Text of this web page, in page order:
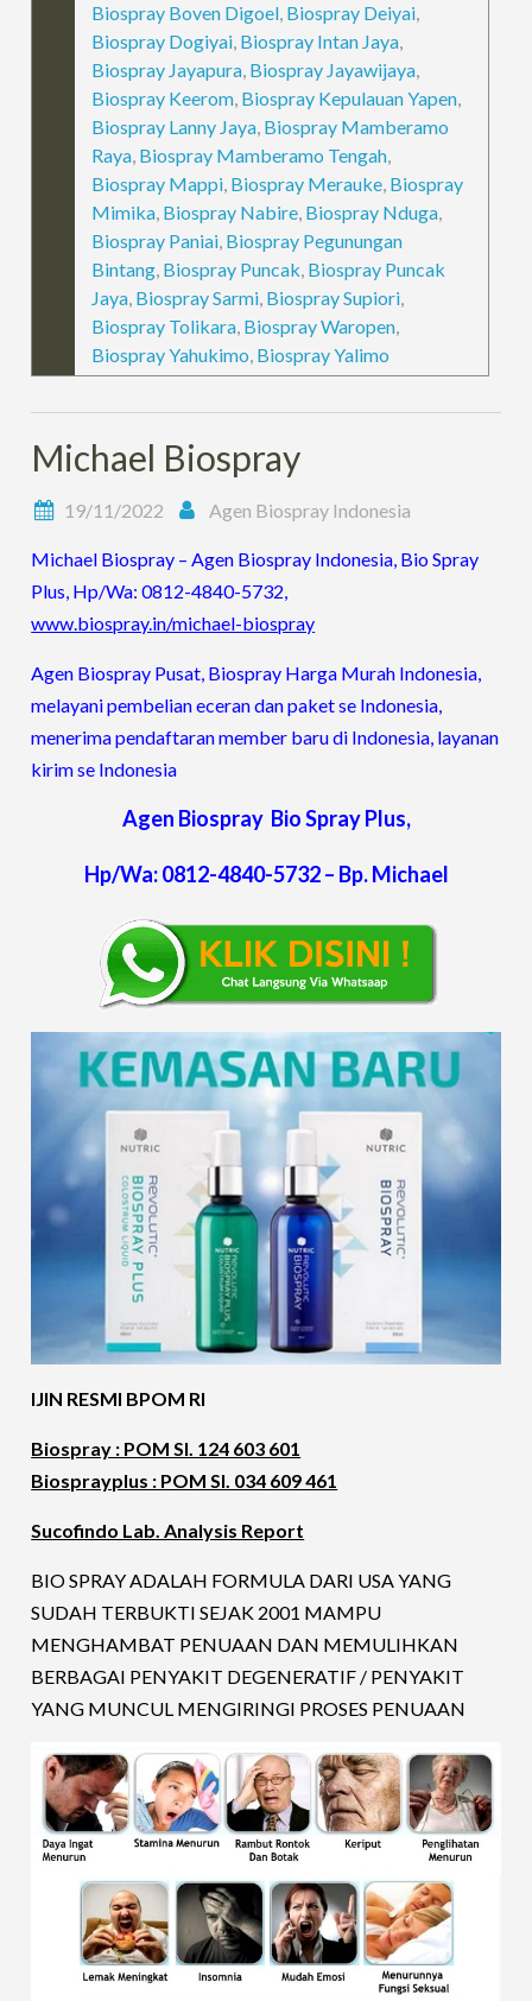
Biospray Boven Digoel, Biospray Deiyai,
Biospray Dogiyai, Biospray Intan Jaya,
Biospray Jayapura, Biospray Jayawijaya,
Biospray Keerom, Biospray Kepulauan Yapen,
Biospray Lanny Jaya, Biospray Mamberamo
Raya, Biospray Mamberamo Tengah,
Biospray Mappi, Biospray Merauke, Biospray
Mimika, Biospray Nabire, Biospray Nduga,
Biospray Paniai, Biospray Pegunungan
Bintang, Biospray Puncak, Biospray Puncak
Jaya, Biospray Sarmi, Biospray Supiori,
Biospray Tolikara, Biospray Waropen,
Biospray Yahukimo, Biospray Yalimo
Michael Biospray
19/11/2022 Agen Biospray Indonesia
Michael Biospray – Agen Biospray Indonesia, Bio Spray
Plus, Hp/Wa: 0812-4840-5732,
www.biospray.in/michael-biospray
Agen Biospray Pusat, Biospray Harga Murah Indonesia,
melayani pembelian eceran dan paket se Indonesia,
menerima pendaftaran member baru di Indonesia, layanan
kirim se Indonesia
Agen Biospray Bio Spray Plus,
Hp/Wa: 0812-4840-5732 – Bp. Michael
IJIN RESMI BPOM RI
Biospray : POM SI. 124 603 601
Biosprayplus : POM SI. 034 609 461
Sucofindo Lab. Analysis Report
BIO SPRAY ADALAH FORMULA DARI USA YANG
SUDAH TERBUKTI SEJAK 2001 MAMPU
MENGHAMBAT PENUAAN DAN MEMULIHKAN
BERBAGAI PENYAKIT DEGENERATIF / PENYAKIT
YANG MUNCUL MENGIRINGI PROSES PENUAAN